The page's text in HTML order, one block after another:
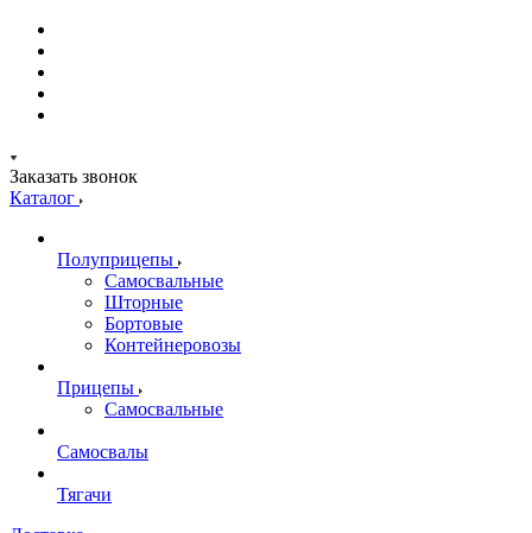
Заказать звонок
Каталог
Полуприцепы
Самосвальные
Шторные
Бортовые
Контейнеровозы
Прицепы
Самосвальные
Самосвалы
Тягачи